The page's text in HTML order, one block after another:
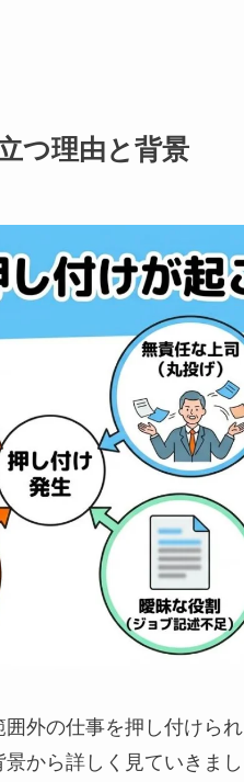
つ理由と背景
外の仕事を押し付けら
から詳しく見ていきまし